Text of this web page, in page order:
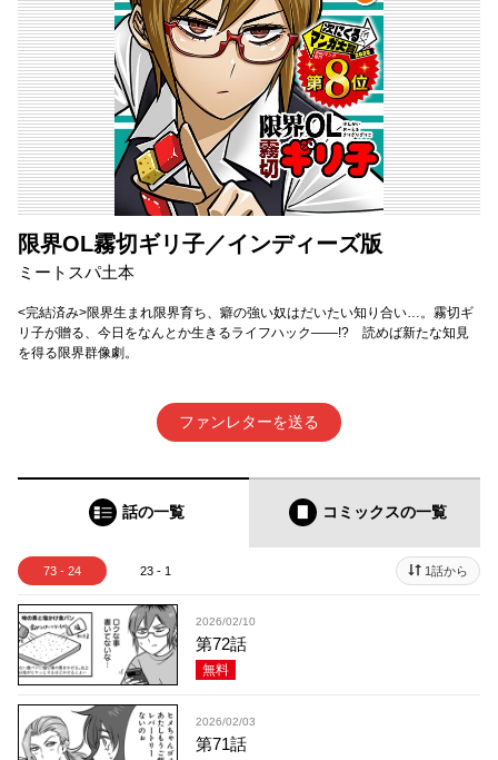
限界OL霧切ギリ子／インディーズ版
ミートスパ土本
<完結済み>限界生まれ限界育ち、癖の強い奴はだいたい知り合い…。霧切ギ
リ子が贈る、今日をなんとか生きるライフハック――!? 読めば新たな知見
を得る限界群像劇。
ファンレターを送る
話の一覧 コミックスの一覧
73 - 24 23 - 1 1話から
2026/02/10
第72話
無料
2026/02/03
第71話